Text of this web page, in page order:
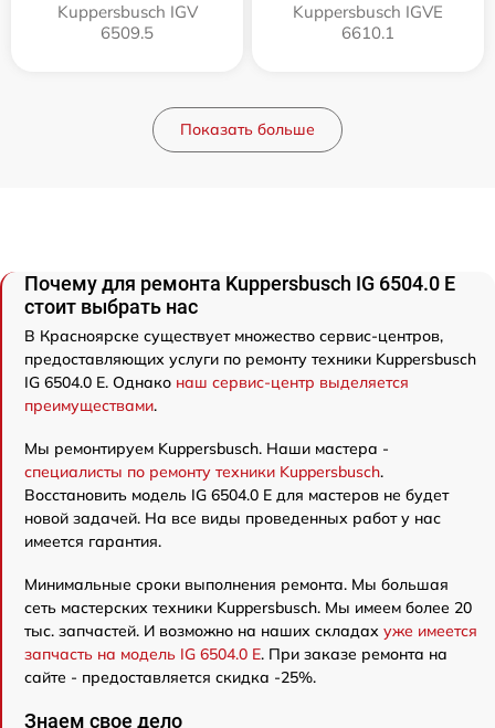
Kuppersbusch IGV
6509.5
Kuppersbusch IGVE
6610.1
Показать больше
Почему для ремонта Kuppersbusch IG 6504.0 E
стоит выбрать нас
В Красноярске существует множество сервис-центров,
предоставляющих услуги по ремонту техники Kuppersbusch
IG 6504.0 E. Однако наш сервис-центр выделяется
преимуществами.
Мы ремонтируем Kuppersbusch. Наши мастера -
специалисты по ремонту техники Kuppersbusch.
Восстановить модель IG 6504.0 E для мастеров не будет
новой задачей. На все виды проведенных работ у нас
имеется гарантия.
Минимальные сроки выполнения ремонта. Мы большая
сеть мастерских техники Kuppersbusch. Мы имеем более 20
тыс. запчастей. И возможно на наших складах уже имеется
запчасть на модель IG 6504.0 E. При заказе ремонта на
сайте - предоставляется скидка -25%.
Знаем свое дело